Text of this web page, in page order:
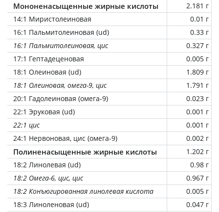
Мононенасыщенные жирные кислоты
2.181 г
14:1 Миристолеиновая
0.01 г
16:1 Пальмитолеиновая (ud)
0.33 г
16:1 Пальмитолеиновая, цис
0.327 г
17:1 Гептадеценовая
0.005 г
18:1 Олеиновая (ud)
1.809 г
18:1 Олеиновая, омега-9, цис
1.791 г
20:1 Гадолеиновая (омега-9)
0.023 г
22:1 Эруковая (ud)
0.001 г
22:1 цис
0.001 г
24:1 Нервоновая, цис (омега-9)
0.002 г
Полиненасыщенные жирные кислоты
1.202 г
18:2 Линолевая (ud)
0.98 г
18:2 Омега-6, цис, цис
0.967 г
18:2 Конъюгированная линолевая кислота
0.005 г
18:3 Линоленовая (ud)
0.047 г